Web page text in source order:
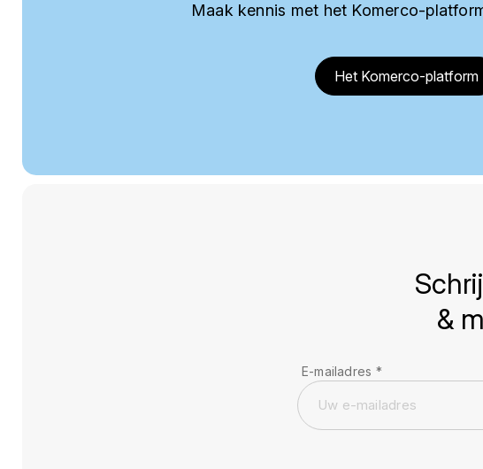
Maak kennis met het Komerco-
Het Komerco-platform
&
E-mailadres *